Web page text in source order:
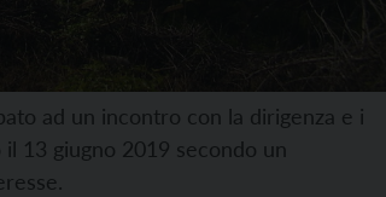
ad un incontro con la dirigenza e i
13 giugno 2019 secondo un